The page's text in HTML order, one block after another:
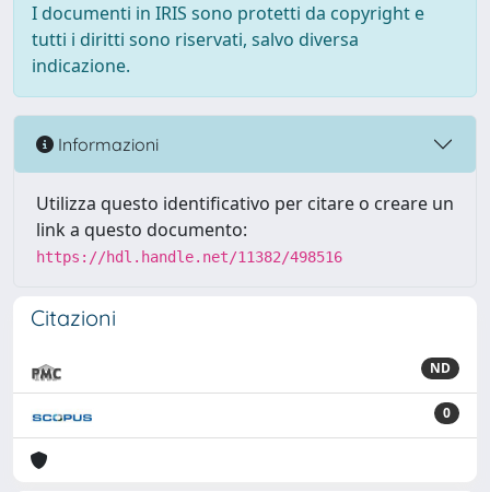
I documenti in IRIS sono protetti da copyright e
tutti i diritti sono riservati, salvo diversa
indicazione.
Informazioni
Utilizza questo identificativo per citare o creare un
link a questo documento:
https://hdl.handle.net/11382/498516
Citazioni
ND
0